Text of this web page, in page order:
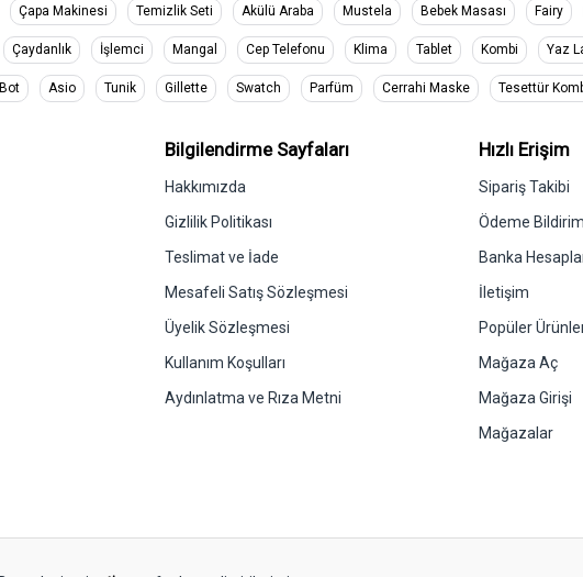
Çapa Makinesi Temizlik Seti Akülü Araba Mustela Bebek Masası Fairy
Çaydanlık İşlemci Mangal Cep Telefonu Klima Tablet Kombi Yaz
Bot Asio Tunik Gillette Swatch Parfüm Cerrahi Maske Tesettür
Bilgilendirme Sayfaları
Hakkımızda
Gizlilik Politikası
Teslimat ve İade
Mesafeli Satış Sözleşmesi
Üyelik Sözleşmesi
Kullanım Koşulları
Aydınlatma ve Rıza Metni
Hızlı Erişim
Sipariş Takibi
Ödeme
Banka
İletişim
Popüler
Mağaza Aç
Mağaza Girişi
Mağazalar